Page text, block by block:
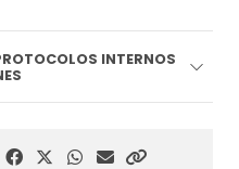
INTERNOS